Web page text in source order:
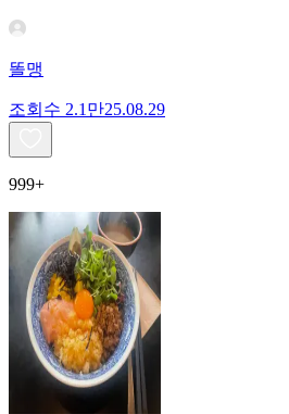
똘맹
조회수 2.1만25.08.29
999+